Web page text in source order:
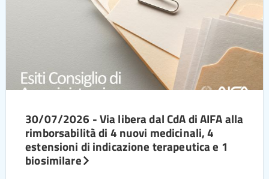
30/07/2026 - Via libera dal CdA di AIFA alla
rimborsabilità di 4 nuovi medicinali, 4
estensioni di indicazione terapeutica e 1
biosimilare